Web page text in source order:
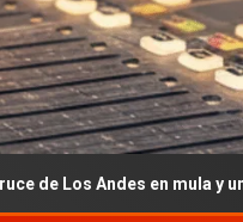
mula y una misa